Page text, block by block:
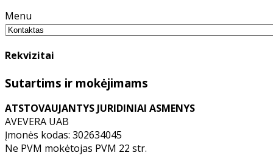
Menu
Rekvizitai
Sutartims ir mokėjimams
ATSTOVAUJANTYS JURIDINIAI ASMENYS
AVEVERA UAB
Įmonės kodas: 302634045
Ne PVM mokėtojas PVM 22 str.